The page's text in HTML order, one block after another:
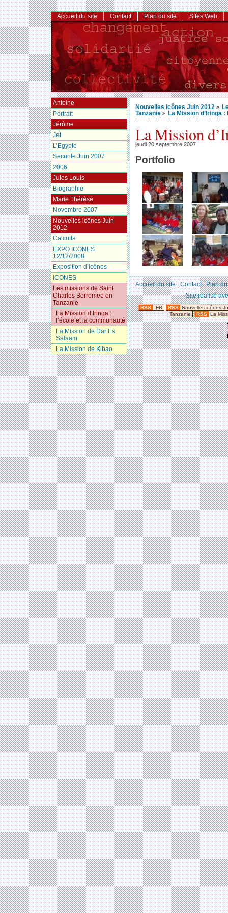
Nouvelles icônes Juin 2012 >
Tanzanie > La Mission d’Iringa
La Mission
jeudi 20 septembre 2007
Portfolio
Accueil du site Contact Plan du site Sites Web
Antoine
Portrait
Jérôme
Jet
L’Egypte
Securite Juin 2007
2006
Jules Louis
Biographie
Marie Thérèse
Novembre 2007
Nouvelles icônes Juin
2012
Calcutta
EXPO ICONES
12/12/2008
Exposition d’icônes
ICONES
Les missions de Saint
Charles Borromee en
Tanzanie
La Mission d’Iringa :
l’école et la communauté
La Mission de Dar Es
Salaam
La Mission de Kibao
Accueil du site|Contact|Plan du
Site réalisé
RSS FR RSS Nouvelles icônes
Tanzanie
RSS La